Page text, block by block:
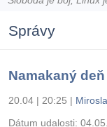
Správy
Namakaný deň
20.04 | 20:25 |
Dátum udalosti: